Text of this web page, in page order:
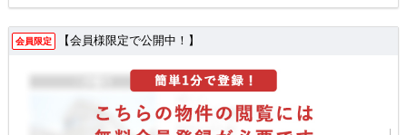
会員限定 【会員様限定で公開中！】